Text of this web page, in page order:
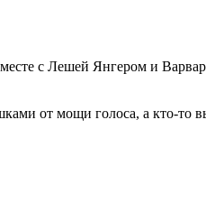
с Лешей Янгером и
от мощи голоса, а кто-то